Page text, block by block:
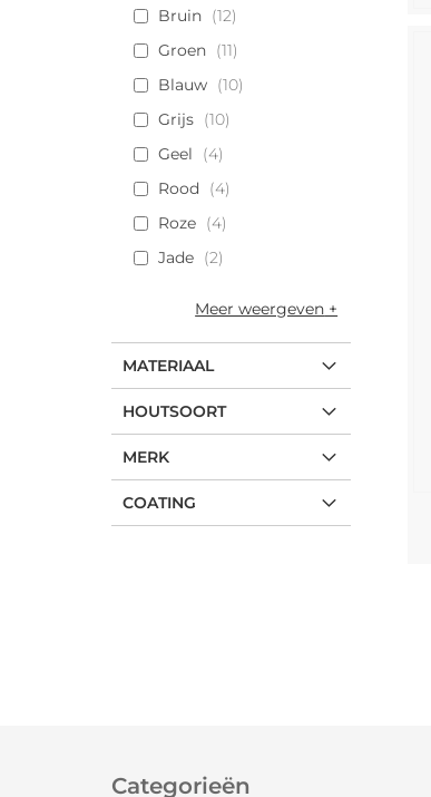
Bruin
12
Groen
11
Blauw
10
Grijs
10
Geel
4
Rood
4
Roze
4
Jade
2
Meer weergeven
MATERIAAL
HOUTSOORT
MERK
COATING
Categorieën